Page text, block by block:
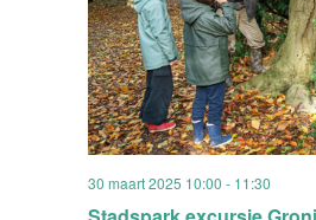
30 maart 2025 10:00 - 11:30